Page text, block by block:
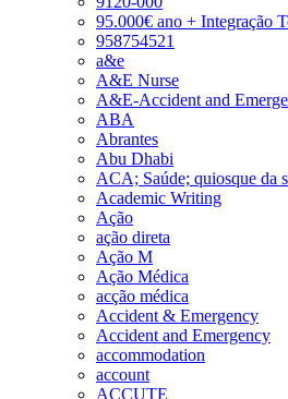
95.000€ ano + Integração
958754521
a&e
A&E Nurse
A&E-Accident and
ABA
Abrantes
Abu Dhabi
ACA; Saúde; quiosque da
Academic Writing
Ação
ação direta
Ação M
Ação Médica
acção médica
Accident & Emergency
Accident and Emergency
accommodation
account
ACCUTE